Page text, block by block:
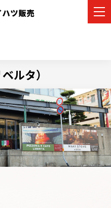
車をさがす
展示車・試乗車
店舗情報
ご購入者サポート
アフターサービス
ルタ）